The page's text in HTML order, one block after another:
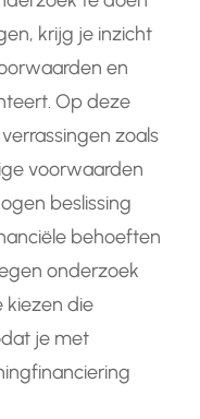
krijg je inzicht
en
Op deze
zoals
voorwaarden
beslissing
behoeften
onderzoek
kiezen die
je met